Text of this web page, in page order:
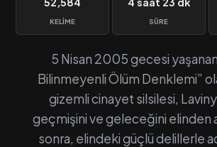
KELIME SÜRE
5 Nisan 2005 gecesi
Bilinmeyenli Ölüm Denklemi”
gizemli cinayet silsilesi,
geçmişini ve geleceğini elinden
sonra, elindeki güçlü delillerle